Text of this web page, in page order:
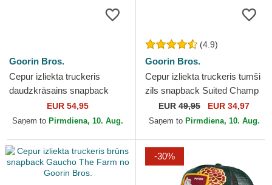
Goorin Bros.
Cepur izliekta truckeris
daudzkrāsains snapback
Gambler Stallion In The
Element The Farm no...
EUR 54,95
Saņem to Pirmdiena, 10. Aug.
(4.9)
Goorin Bros.
Cepur izliekta truckeris tumši
zils snapback Suited Champ
Business Professional The
Farm no...
EUR 49,95 EUR 34,97
Saņem to Pirmdiena, 10. Aug.
-30%